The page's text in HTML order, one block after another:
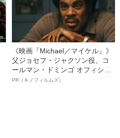
《映画『Michael／マイケル』》
父ジョセフ・ジャクソン役、コ
ールマン・ドミンゴ オフィシャ
ルインタビュー“観客を魅了した
PR（キノフィルムズ）